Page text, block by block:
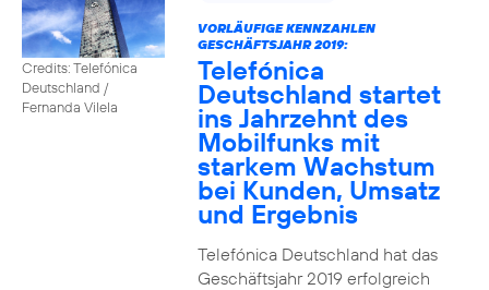
Credits: Telefónica
Deutschland /
Fernanda Vilela
VORLÄUFIGE KENNZAHLEN
GESCHÄFTSJAHR 2019:
Telefónica
Deutschland startet
ins Jahrzehnt des
Mobilfunks mit
starkem Wachstum
bei Kunden, Umsatz
und Ergebnis
Telefónica Deutschland hat das
Geschäftsjahr 2019 erfolgreich